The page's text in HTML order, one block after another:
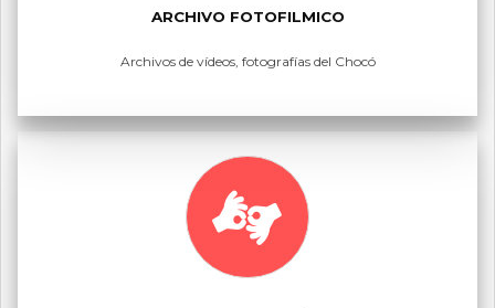
ARCHIVO FOTOFILMICO
Archivos de vídeos, fotografías del Chocó